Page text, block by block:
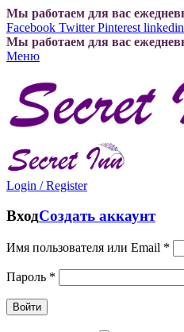
Мы работаем для вас
Facebook Twitter Pinterest linkedin
Мы работаем для вас
Меню
Login / Register
ВходСоздать аккаунт
Имя пользователя или Email *
Пароль *
Войти